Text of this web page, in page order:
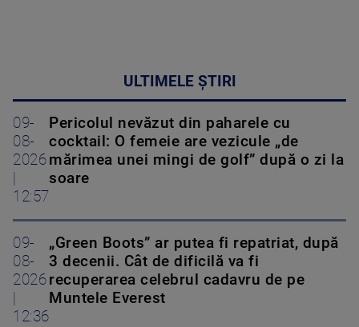
ULTIMELE ȘTIRI
09-
08-
2026
12:57
Pericolul nevăzut din paharele cu
cocktail: O femeie are vezicule „de
mărimea unei mingi de golf” după o zi la
soare
09-
08-
2026
12:36
„Green Boots” ar putea fi repatriat, după
3 decenii. Cât de dificilă va fi
recuperarea celebrul cadavru de pe
Muntele Everest